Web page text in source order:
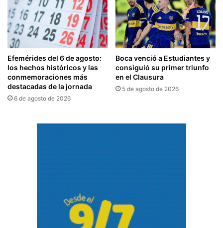
Efemérides del 6 de agosto:
los hechos históricos y las
conmemoraciones más
destacadas de la jornada
6 de agosto de 2026
Boca venció a Estudiantes y
consiguió su primer triunfo
en el Clausura
5 de agosto de 2026